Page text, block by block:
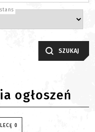
SZUKAJ
ogłoszeń
0